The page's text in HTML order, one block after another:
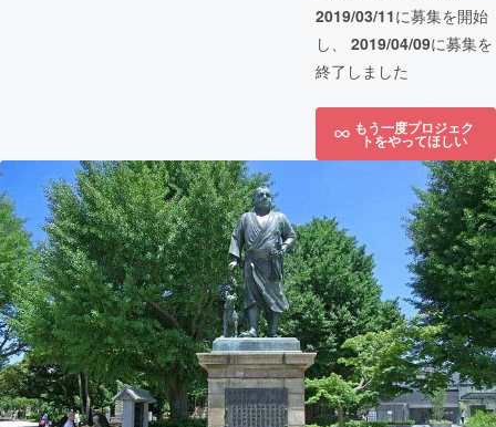
2019/03/11に募集を開始
し、 2019/04/09に募集を
終了しました
もう一度プロジェク
トをやってほしい